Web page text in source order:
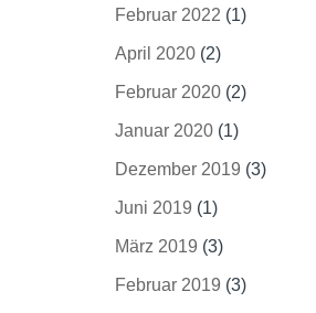
Februar 2022 (1)
April 2020(2)
Februar 2020(2)
Januar 2020(1)
Dezember 2019 (3)
Juni 2019 (1)
März 2019 (3)
Februar 2019 (3)